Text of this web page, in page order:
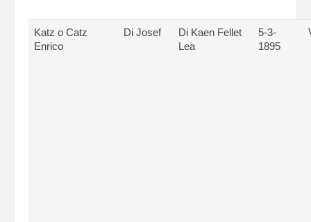
Katz o Catz
Enrico
Di Josef
Di Kaen Fellet
Lea
5-3-
1895